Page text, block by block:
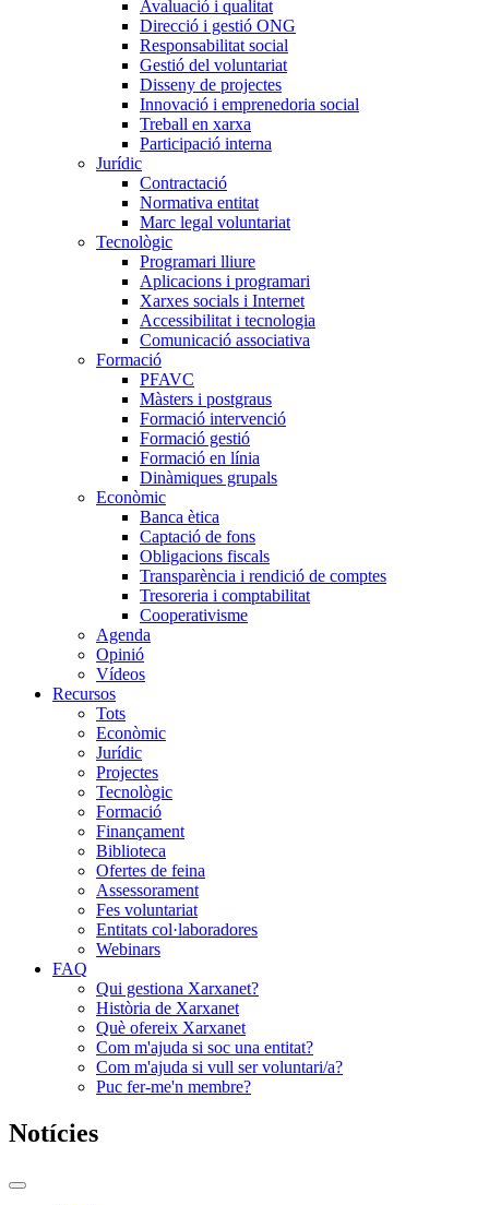
Avaluació i qualitat
Direcció i gestió ONG
Responsabilitat social
Gestió del voluntariat
Disseny de projectes
Innovació i emprenedoria social
Treball en xarxa
Participació interna
Jurídic
Contractació
Normativa entitat
Marc legal voluntariat
Tecnològic
Programari lliure
Aplicacions i programari
Xarxes socials i Internet
Accessibilitat i tecnologia
Comunicació associativa
Formació
PFAVC
Màsters i postgraus
Formació intervenció
Formació gestió
Formació en línia
Dinàmiques grupals
Econòmic
Banca ètica
Captació de fons
Obligacions fiscals
Transparència i rendició de comptes
Tresoreria i comptabilitat
Cooperativisme
Agenda
Opinió
Vídeos
Recursos
Tots
Econòmic
Jurídic
Projectes
Tecnològic
Formació
Finançament
Biblioteca
Ofertes de feina
Assessorament
Fes voluntariat
Entitats col·laboradores
Webinars
FAQ
Qui gestiona Xarxanet?
Història de Xarxanet
Què ofereix Xarxanet
Com m'ajuda si soc una entitat?
Com m'ajuda si vull ser voluntari/a?
Puc fer-me'n membre?
Notícies
Commutador